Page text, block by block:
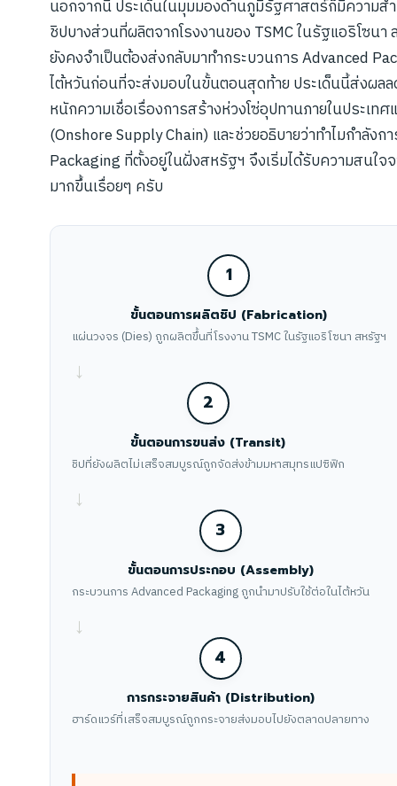
นอกจากนี้ ประเด็นในมุมมองด้านภูมิรัฐศาสตร์ก็มีความ
ชิปบางส่วนที่ผลิตจากโรงงานของ TSMC ในรัฐแอริโซนา
ยังคงจำเป็นต้องส่งกลับมาทำกระบวนการ Advanced
ไต้หวันก่อนที่จะส่งมอบในขั้นตอนสุดท้าย ประเด็นนี้ส่งผล
หนักความเชื่อเรื่องการสร้างห่วงโซ่อุปทานภายในประเท
(Onshore Supply Chain) และช่วยอธิบายว่าทำไมกำลังก
Packaging ที่ตั้งอยู่ในฝั่งสหรัฐฯ จึงเริ่มได้รับความสนใจ
มากขึ้นเรื่อยๆ ครับ
1
ขั้นตอนการผลิตชิป (Fabrication)
แผ่นวงจร (Dies) ถูกผลิตขึ้นที่โรงงาน TSMC ในรัฐแอริโซนา สหรัฐฯ
→
2
ขั้นตอนการขนส่ง (Transit)
ชิปที่ยังผลิตไม่เสร็จสมบูรณ์ถูกจัดส่งข้ามมหาสมุทรแปซิฟิก
→
3
ขั้นตอนการประกอบ (Assembly)
กระบวนการ Advanced Packaging ถูกนำมาปรับใช้ต่อในไต้หวัน
→
4
การกระจายสินค้า (Distribution)
ฮาร์ดแวร์ที่เสร็จสมบูรณ์ถูกกระจายส่งมอบไปยังตลาดปลายทาง